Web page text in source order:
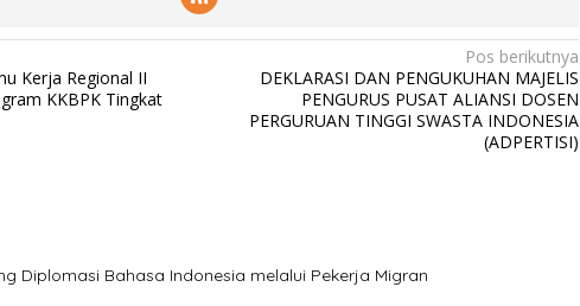
Kerja Regional II
KKBPK Tingkat
Pos berikutnya
DEKLARASI DAN PENGUKUHAN MAJELIS
PENGURUS PUSAT ALIANSI DOSEN
PERGURUAN TINGGI SWASTA INDONESIA
(ADPERTISI)
Diplomasi Bahasa Indonesia melalui Pekerja Migran